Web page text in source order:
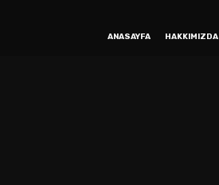
ANASAYFA HAKKIMIZDA